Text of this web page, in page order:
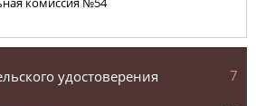
комиссия №54
удостоверения 7